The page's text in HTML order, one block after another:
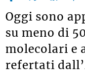
Oggi sono
su meno di
molecolari e
refertati